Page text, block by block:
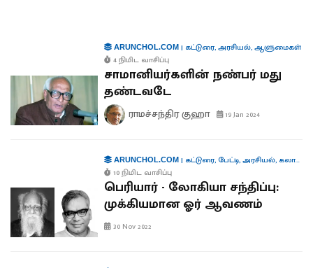
ARUNCHOL.COM| கட்டுரை,அரசியல்,ஆளுமைகள்
4 நிமிட வாசிப்பு
சாமானியர்களின் நண்பர் மது
தண்டவடே
ராமச்சந்திர குஹா 19 Jan 2024
ARUNCHOL.COM| கட்டுரை, பேட்டி,அரசியல், கலாச்சாரம்
10 நிமிட வாசிப்பு
பெரியார் - லோகியா சந்திப்பு:
முக்கியமான ஓர் ஆவணம்
30 Nov 2022